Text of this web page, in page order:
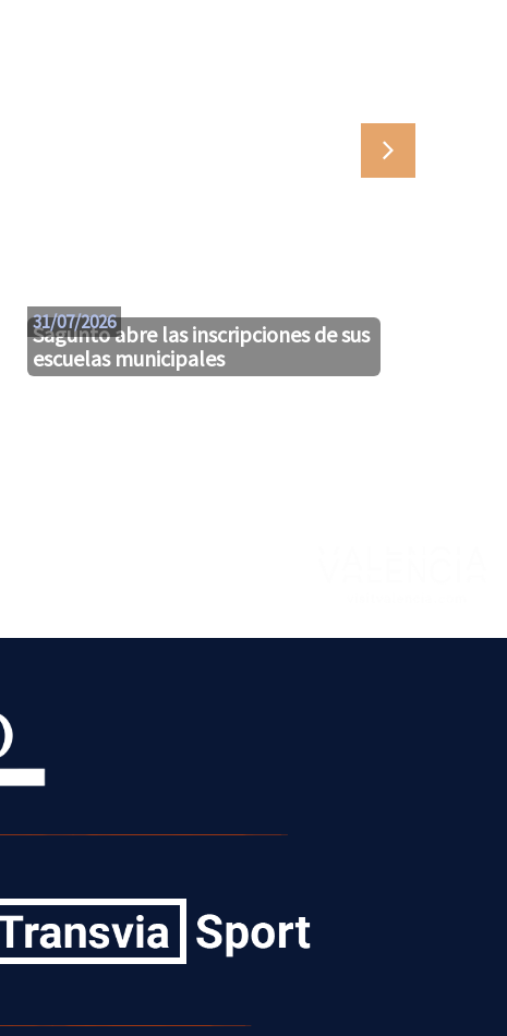
Sagunto abre las inscripciones de sus
escuelas municipales
31/07/2026